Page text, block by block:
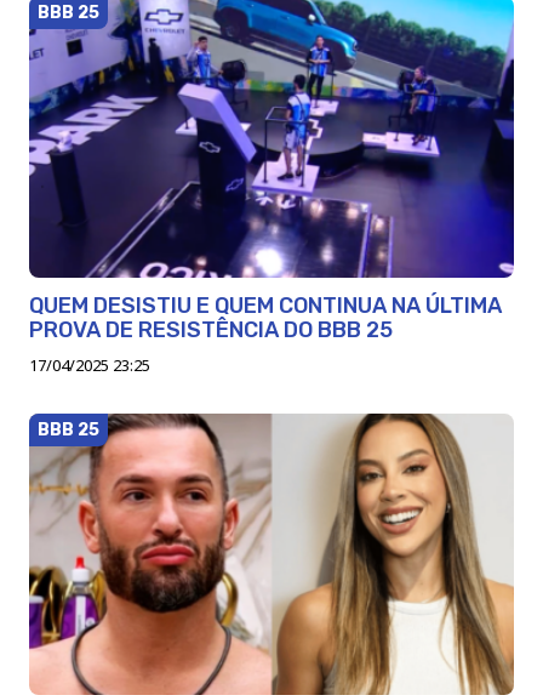
BBB 25
QUEM DESISTIU E QUEM CONTINUA NA ÚLTIMA
PROVA DE RESISTÊNCIA DO BBB 25
17/04/2025 23:25
BBB 25